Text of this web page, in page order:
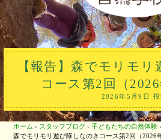
【報告】森でモリモリ
コース第2回（2026
2026年5月9日 投
ホーム › スタッフブログ › 子どもたちの自然体験 ›
森でモリモリ遊び隊しなのきコース第2回（2026